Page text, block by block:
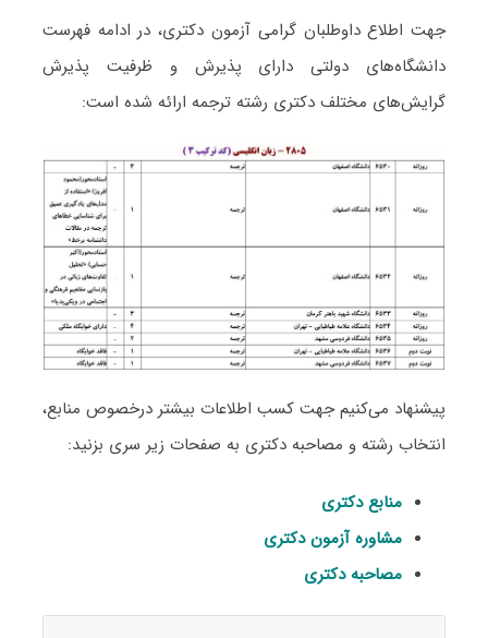
جهت اطلاع داوطلبان گرامی آزمون دکتری، در ادامه فهرست
دانشگاه‌های دولتی دارای پذیرش و ظرفیت پذیرش
گرایش‌های مختلف دکتری رشته ﺗﺮﺟﻤﻪ ارائه شده است:
پیشنهاد می‌کنیم جهت کسب اطلاعات بیشتر درخصوص منابع،
انتخاب رشته و مصاحبه دکتری به صفحات زیر سری بزنید:
منابع دکتری
مشاوره آزمون دکتری
مصاحبه دکتری